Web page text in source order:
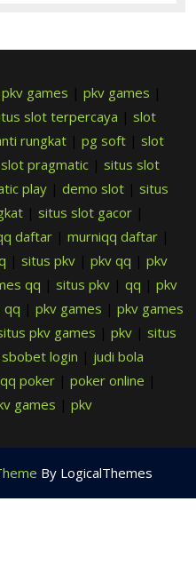
pkv games | pkv games |
slot terpercaya | slot
rungkat | pg soft | slot
slot pragmatic | situs slot
play | demo slot | situs
| situs slot gacor |
daftar | murniqq daftar |
| situs pkv | pkv qq | pkv
qq | situs pkv | qq | pkv
qq | pkv games | pkv games
pkv games | pkv | situs
sbobet login | judi bola
qq poker | poker online |
games | pkv
By LogicalThemes